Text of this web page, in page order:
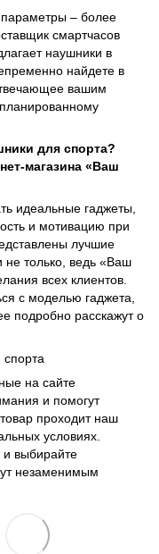
параметры – более
смартчасов
наушники в
найдете в
вашим
для спорта?
магазина «Ваш
идеальные гаджеты,
и мотивацию при
лучшие
только, ведь «Ваш
всех клиентов.
с моделью гаджета,
подробно расскажут о
на сайте
и помогут
проходит наш
условиях.
и выбирайте
незаменимым